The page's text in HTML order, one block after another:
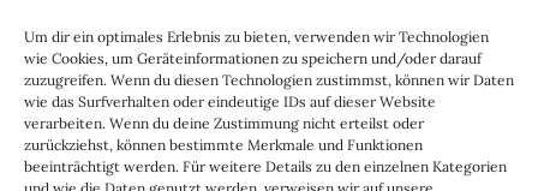
Um dir ein optimales Erlebnis zu bieten, verwenden wir Technologien
wie Cookies, um Geräteinformationen zu speichern und/oder darauf
zuzugreifen. Wenn du diesen Technologien zustimmst, können wir Daten
wie das Surfverhalten oder eindeutige IDs auf dieser Website
verarbeiten. Wenn du deine Zustimmung nicht erteilst oder
zurückziehst, können bestimmte Merkmale und Funktionen
beeinträchtigt werden. Für weitere Details zu den einzelnen Kategorien
Handwerksberufe und kleine feine Firmen, denen wir
hier auf dem Blog eine Präsentationsfläche bieten, sowie
alle Dinge, die das Leben ein bisschen schöner machen.
Darüber hinaus legen wir großen Wert auf den
Austausch mit Euch, den Leserinnen – über die
Kommentarfunktion, dieLady-Frage, dieLove-List